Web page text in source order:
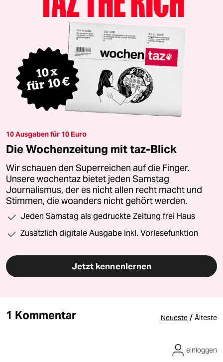
10 Ausgaben für 10 Euro
Die Wochenzeitung mit taz-Blick
Wir schauen den Superreichen auf die Finger.
Unsere wochentaz bietet jeden Samstag
Journalismus, der es nicht allen recht macht und
Stimmen, die woanders nicht gehört werden.
Jeden Samstag als gedruckte Zeitung frei Haus
Zusätzlich digitale Ausgabe inkl. Vorlesefunktion
Jetzt kennenlernen
1 Kommentar Neueste / Älteste
einloggen